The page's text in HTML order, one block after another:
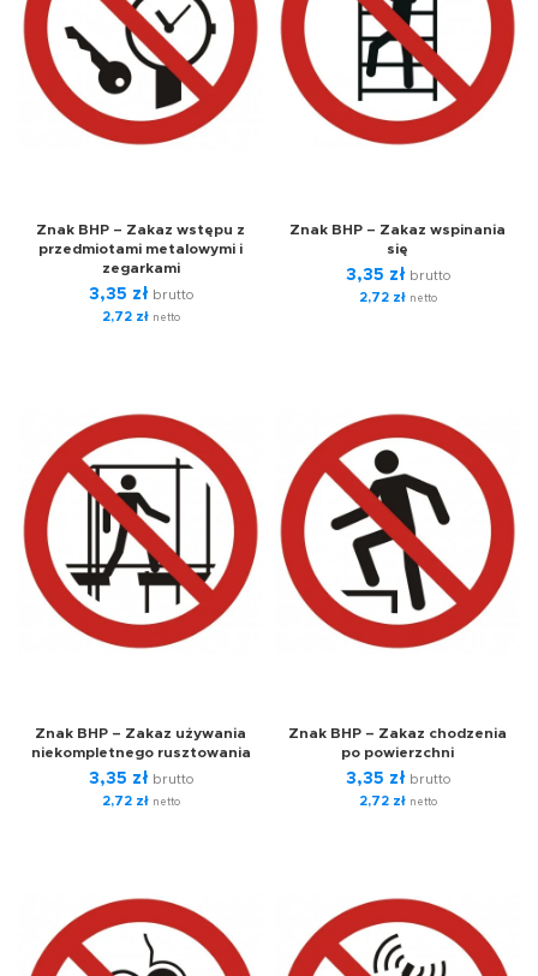
Znak BHP – Zakaz wstępu z
przedmiotami metalowymi i
zegarkami
3,35 zł brutto
2,72 złnetto
Znak BHP – Zakaz wspinania
się
3,35 zł brutto
2,72 złnetto
Znak BHP – Zakaz używania
niekompletnego rusztowania
3,35 zł brutto
2,72 złnetto
Znak BHP – Zakaz chodzenia
po powierzchni
3,35 zł brutto
2,72 złnetto